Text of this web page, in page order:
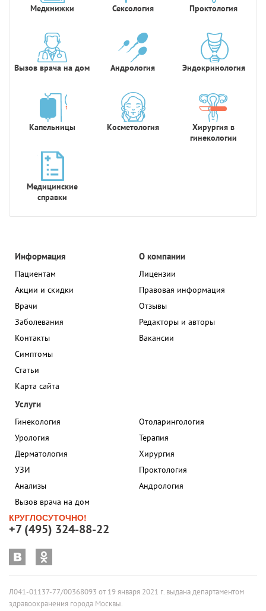
Медкнижки Сексология Проктология
Вызов врача на дом Андрология Эндокринология
Капельницы Косметология
Хирургия в
гинекологии
Медицинские
справки
Информация
Пациентам
Акции и скидки
Врачи
Заболевания
Контакты
Симптомы
Статьи
Карта сайта
О компании
Лицензии
Правовая информация
Отзывы
Редакторы и авторы
Вакансии
Услуги
Гинекология
Урология
Дерматология
УЗИ
Анализы
Вызов врача на дом
Отоларингология
Терапия
Хирургия
Проктология
Андрология
КРУГЛОСУТОЧНО!
+7 (495) 324-88-22
Л041-01137-77/00368093 от 19 января 2021 г. выдана департаментом
здравоохранения города Москвы.